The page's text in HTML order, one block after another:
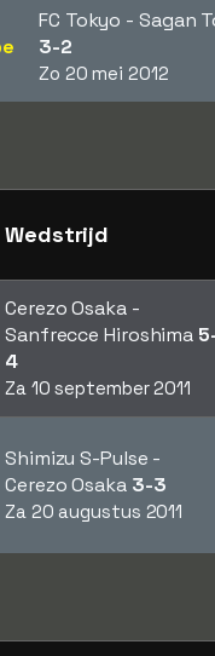
FC Tokyo - Sagan
3-2
Zo 20 mei 2012
Wedstrijd
Cerezo Osaka -
Sanfrecce Hiroshima
4
Za 10 september 2011
Shimizu S-Pulse -
Cerezo Osaka 3-3
Za 20 augustus 2011